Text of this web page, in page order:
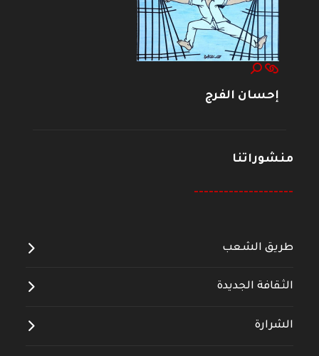
إحسان الفرج
منشوراتنا
--------------------
طريق الشعب
الثقافة الجديدة
الشرارة